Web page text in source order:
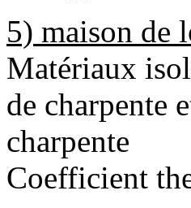
5) maison de
Matériaux
de charpente
charpente
Coefficient